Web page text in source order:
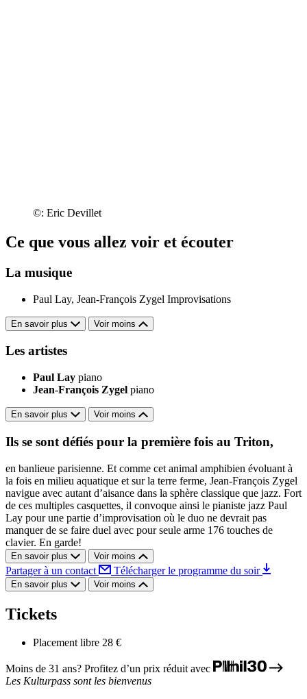
©: Eric Devillet
Ce que vous allez voir et écouter
La musique
Paul Lay, Jean-François Zygel Improvisations
En savoir plus Voir moins
Les artistes
Paul Lay piano
Jean-François Zygel piano
En savoir plus Voir moins
Ils se sont défiés pour la première fois au Triton,
en banlieue parisienne. Et comme cet animal amphibien évoluant à
la fois en milieu aquatique et sur la terre ferme, Jean-François Zygel
navigue avec autant d’aisance dans la sphère classique que jazz. Fort
de ces multiples casquettes, il convoque ainsi le pianiste jazz Paul
Lay pour une partie d’improvisation où le duo ne devrait pas
manquer de se faire duel avec pour seule arme 176 touches de
clavier. En garde!
En savoir plus Voir moins
Partager à un contact Télécharger le programme du soir
En savoir plus Voir moins
Tickets
Placement libre 28 €
Moins de 31 ans? Profitez d’un prix réduit avec
Les Kulturpass sont les bienvenus